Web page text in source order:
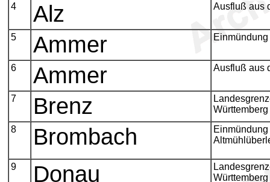
4 Alz Ausfluß aus
5 Ammer
6 Ammer Ausfluß aus
7 Brenz
Württemberg
8
Brombach
9 Donau
Württemberg